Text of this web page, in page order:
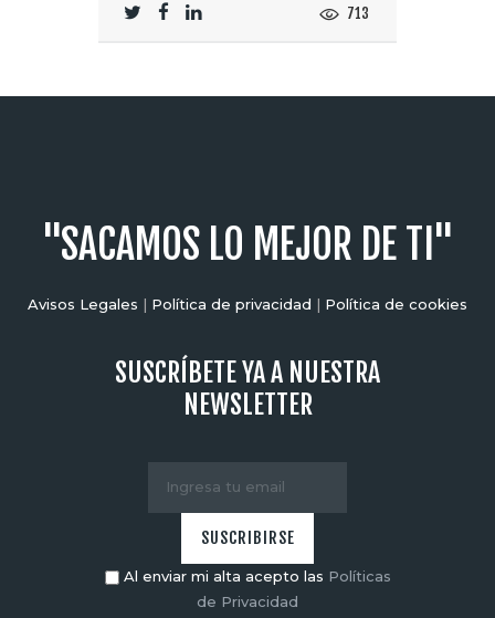
713
"SACAMOS LO MEJOR DE TI"
Avisos Legales | Política de privacidad | Política de cookies
SUSCRÍBETE YA A NUESTRA
NEWSLETTER
Al enviar mi alta acepto las Políticas
de Privacidad